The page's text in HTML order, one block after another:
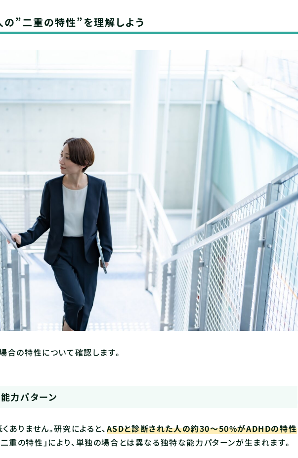
”二重の特性”を理解しよう
合の特性について確認します。
力パターン
りません。研究によると、 ASDと診断された人の約30〜50%がADHDの特性
二重の特性」により、単独の場合とは異なる独特な能力パターンが生まれます。